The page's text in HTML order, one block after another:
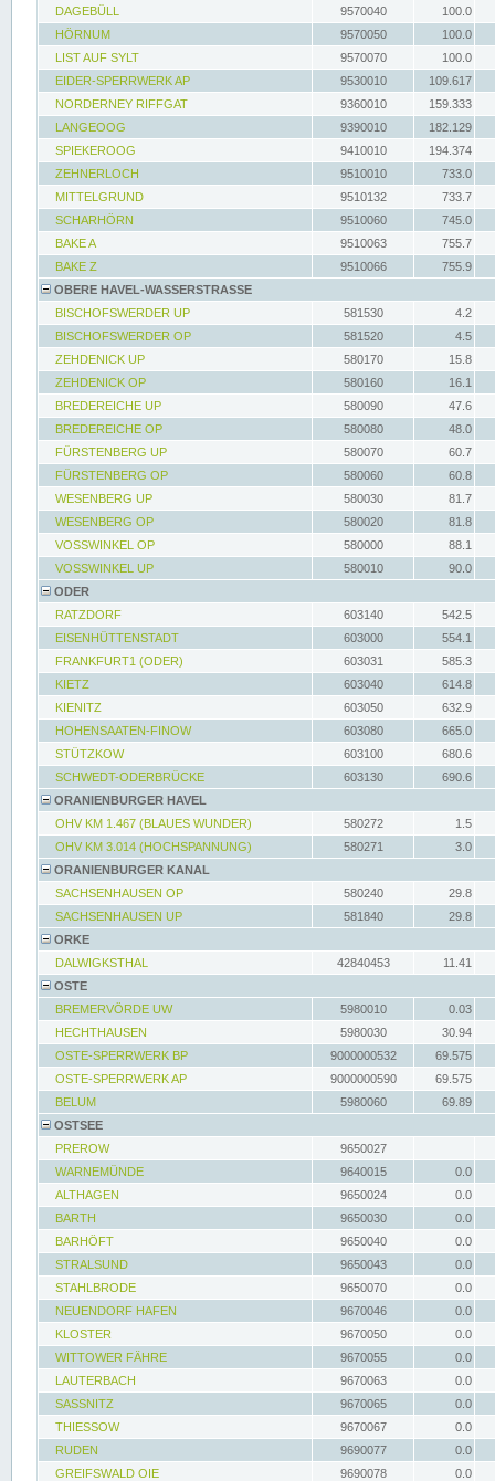
DAGEBÜLL 9570040
100.0
HÖRNUM
9570050
100.0
LIST AUF SYLT
9570070
100.0
EIDER-SPERRWERK AP
9530010
109.617
NORDERNEY RIFFGAT
9360010
159.333
LANGEOOG
9390010
182.129
SPIEKEROOG
9410010
194.374
ZEHNERLOCH
9510010
733.0
MITTELGRUND
9510132
733.7
SCHARHÖRN
9510060
745.0
BAKE A
9510063
755.7
BAKE Z
9510066
755.9
OBERE HAVEL-WASSERSTRASSE
BISCHOFSWERDER UP
581530
4.2
BISCHOFSWERDER OP
581520
4.5
ZEHDENICK UP
580170
15.8
ZEHDENICK OP
580160
16.1
BREDEREICHE UP
580090
47.6
BREDEREICHE OP
580080
48.0
FÜRSTENBERG UP
580070
60.7
FÜRSTENBERG OP
580060
60.8
WESENBERG UP
580030
81.7
WESENBERG OP
580020
81.8
VOSSWINKEL OP
580000
88.1
VOSSWINKEL UP
580010
90.0
ODER
RATZDORF
603140
542.5
EISENHÜTTENSTADT
603000
554.1
FRANKFURT1 (ODER)
603031
585.3
KIETZ
603040
614.8
KIENITZ
603050
632.9
HOHENSAATEN-FINOW
603080
665.0
STÜTZKOW
603100
680.6
SCHWEDT-ODERBRÜCKE
603130
690.6
ORANIENBURGER HAVEL
OHV KM 1.467 (BLAUES WUNDER)
580272
1.5
OHV KM 3.014 (HOCHSPANNUNG)
580271
3.0
ORANIENBURGER KANAL
SACHSENHAUSEN OP
580240
29.8
SACHSENHAUSEN UP
581840
29.8
ORKE
DALWIGKSTHAL
42840453
11.41
OSTE
BREMERVÖRDE UW
5980010
0.03
HECHTHAUSEN
5980030
30.94
OSTE-SPERRWERK BP
9000000532
69.575
OSTE-SPERRWERK AP
9000000590
69.575
BELUM
5980060
69.89
OSTSEE
PREROW
9650027
WARNEMÜNDE
9640015
0.0
ALTHAGEN
9650024
0.0
BARTH
9650030
0.0
BARHÖFT
9650040
0.0
STRALSUND
9650043
0.0
STAHLBRODE
9650070
0.0
NEUENDORF HAFEN
9670046
0.0
KLOSTER
9670050
0.0
WITTOWER FÄHRE
9670055
0.0
LAUTERBACH
9670063
0.0
SASSNITZ
9670065
0.0
THIESSOW
9670067
0.0
RUDEN
9690077
0.0
GREIFSWALD OIE
9690078
0.0